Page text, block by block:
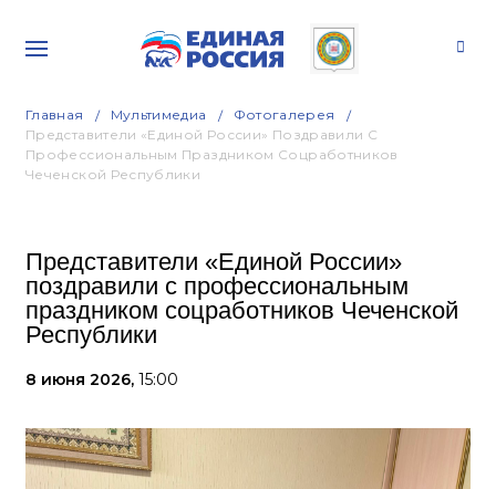
Главная Мультимедиа
Фотогалерея
Представители «Единой России» Поздравили С
Профессиональным Праздником Соцработников
Чеченской Республики
Представители «Единой России»
поздравили с профессиональным
праздником соцработников Чеченской
Республики
8 июня 2026, 15:00